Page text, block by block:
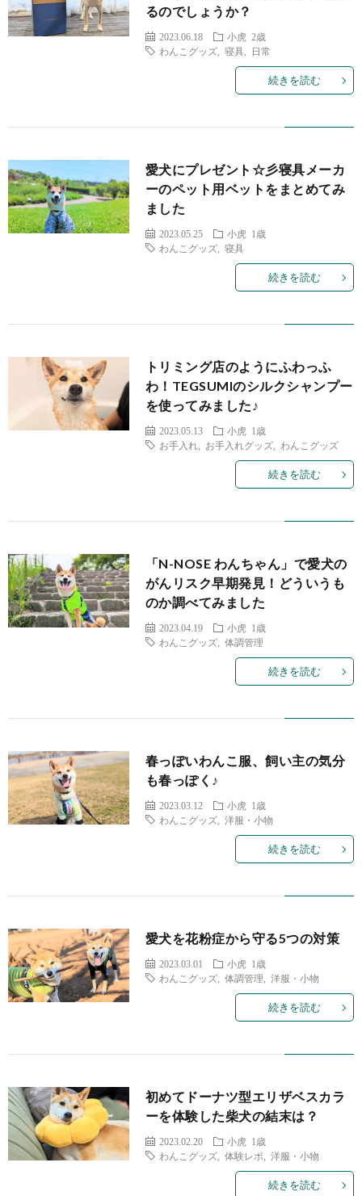
るのでしょうか？
2023.06.18
小虎 2歳
わんこグッズ, 寝具 日常
続きを読む
愛犬にプレゼント☆彡寝具メーカ
ーのペット用ベットをまとめてみ
ました
2023.05.25
小虎 1歳
わんこグッズ, 寝具
続きを読む
トリミング店のようにふわっふ
わ！TEGSUMIのシルクシャンプー
を使ってみました♪
2023.05.13
小虎 1歳
お手入れ
お手入れグッズ, わんこグッズ
続きを読む
「N-NOSE わんちゃん」で愛犬の
がんリスク早期発見！どういうも
のか調べてみました
2023.04.19
小虎 1歳
わんこグッズ, 体調管理
続きを読む
春っぽいわんこ服、飼い主の気分
も春っぽく♪
2023.03.12
小虎 1歳
わんこグッズ, 洋服・小物
続きを読む
愛犬を花粉症から守る5つの対策
2023.03.01
小虎 1歳
わんこグッズ, 体調管理 洋服・小物
続きを読む
初めてドーナツ型エリザベスカラ
ーを体験した柴犬の結末は？
2023.02.20
小虎 1歳
わんこグッズ, 体験レポ 洋服・小物
続きを読む